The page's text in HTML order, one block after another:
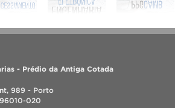
- Prédio da Antiga Cotada
989 - Porto
020